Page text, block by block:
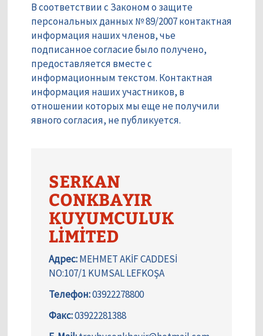
В соответствии с Законом о защите
персональных данных № 89/2007 контактная
информация наших членов, чье
подписанное согласие было получено,
предоставляется вместе с
информационным текстом. Контактная
информация наших участников, в
отношении которых мы еще не получили
явного согласия, не публикуется.
SERKAN
CONKBAYIR
KUYUMCULUK
LİMİTED
Адрес:MEHMET AKİF CADDESİ
NO:107/1 KUMSAL LEFKOŞA
Телефон:03922278800
Факс:03922281388